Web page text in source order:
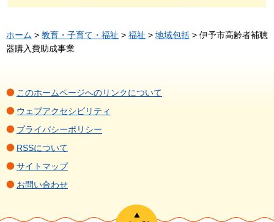
ホーム > 教育・子育て・福祉 > 福祉 > 地域包括 > 伊予市高齢者補聴
器購入費助成事業
このホームページへのリンクについて
ウェブアクセシビリティ
プライバシーポリシー
RSSについて
サイトマップ
お問い合わせ